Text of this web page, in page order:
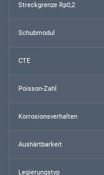
Streckgrenze Rp0,2
Schubmodul
CTE
Poisson-Zahl
Korrosionsverhalten
Aushärtbarkeit
Legierungstyp